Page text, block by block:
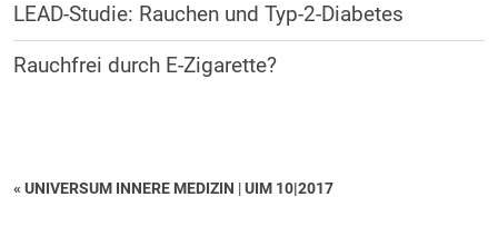
LEAD-Studie: Rauchen und Typ-2-Diabetes
Rauchfrei durch E-Zigarette?
« UNIVERSUM INNERE MEDIZIN |UIM 10|2017